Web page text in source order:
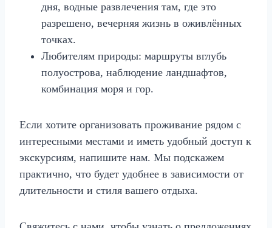
дня, водные развлечения там, где это
разрешено, вечерняя жизнь в оживлённых
точках.
Любителям природы: маршруты вглубь
полуострова, наблюдение ландшафтов,
комбинация моря и гор.
Если хотите организовать проживание рядом с
интересными местами и иметь удобный доступ к
экскурсиям, напишите нам. Мы подскажем
практично, что будет удобнее в зависимости от
длительности и стиля вашего отдыха.